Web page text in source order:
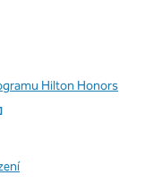
Hilton Honors
,